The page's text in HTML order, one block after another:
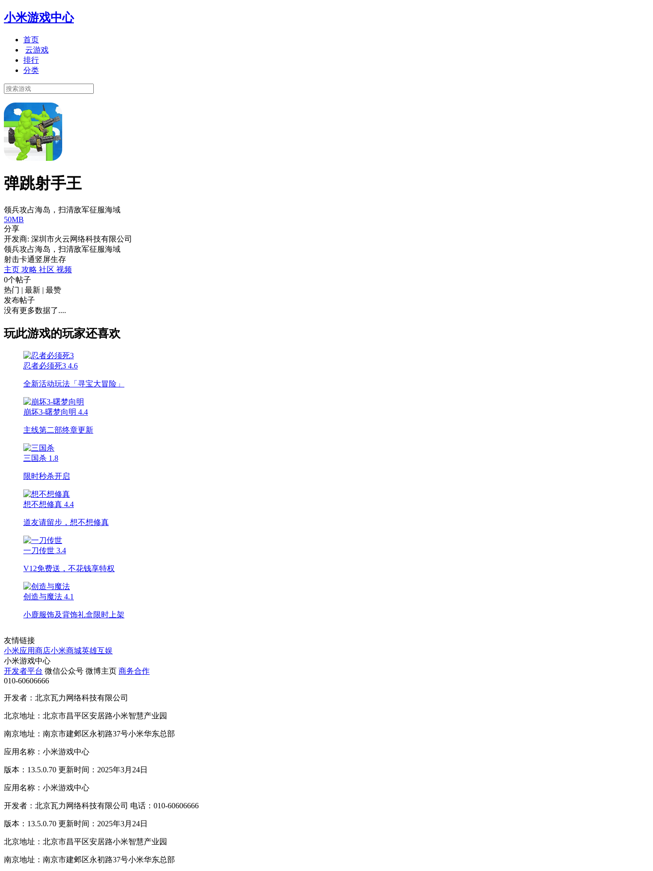
小米游戏中心
首页
云游戏
排行
分类
弹跳射手王
领兵攻占海岛，扫清敌军征服海域
50MB
分享
开发商: 深圳市火云网络科技有限公司
领兵攻占海岛，扫清敌军征服海域
射击卡通竖屏生存
主页 攻略 社区 视频
0个帖子
热门 | 最新 | 最赞
发布帖子
没有更多数据了....
玩此游戏的玩家还喜欢
忍者必须死3 4.6
全新活动玩法「寻宝大冒险」
崩坏3-曙梦向明 4.4
主线第二部终章更新
三国杀 1.8
限时秒杀开启
想不想修真 4.4
道友请留步，想不想修真
一刀传世 3.4
V12免费送，不花钱享特权
创造与魔法 4.1
小鹿服饰及背饰礼盒限时上架
友情链接
小米应用商店小米商城英雄互娱
小米游戏中心
开发者平台 微信公众号 微博主页 商务合作
010-60606666
开发者：北京瓦力网络科技有限公司
北京地址：北京市昌平区安居路小米智慧产业园
南京地址：南京市建邺区永初路37号小米华东总部
应用名称：小米游戏中心
版本：13.5.0.70 更新时间：2025年3月24日
应用名称：小米游戏中心
开发者：北京瓦力网络科技有限公司 电话：010-60606666
版本：13.5.0.70 更新时间：2025年3月24日
北京地址：北京市昌平区安居路小米智慧产业园
南京地址：南京市建邺区永初路37号小米华东总部